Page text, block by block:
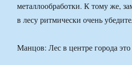
металлообработки. К тому же,
в лесу ритмически очень
Манцов: Лес в центре города это